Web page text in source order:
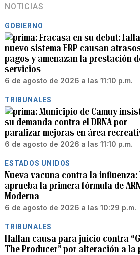
NOTICIAS
GOBIERNO
Fracasa en su debut:
nuevo sistema ERP causan
pagos y amenazan la prestación
servicios
6 de agosto de 2026 a las 11:10 p.m.
TRIBUNALES
Municipio de Camuy
su demanda contra el DRNA por
paralizar mejoras en área
6 de agosto de 2026 a las 11:10 p.m.
ESTADOS UNIDOS
Nueva vacuna contra la influenza:
aprueba la primera fórmula de
Moderna
6 de agosto de 2026 a las 10:29 p.m.
TRIBUNALES
Hallan causa para juicio contra
The Producer” por alteración a la